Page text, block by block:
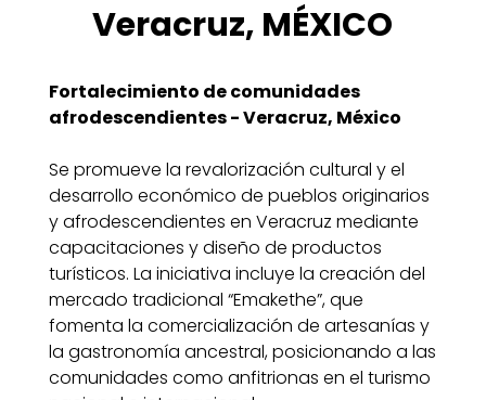
Veracruz, MÉXICO
Fortalecimiento de comunidades
afrodescendientes - Veracruz, México
Se promueve la revalorización cultural y el
desarrollo económico de pueblos originarios
y afrodescendientes en Veracruz mediante
capacitaciones y diseño de productos
turísticos. La iniciativa incluye la creación del
mercado tradicional “Emakethe”, que
fomenta la comercialización de artesanías y
la gastronomía ancestral, posicionando a las
comunidades como anfitrionas en el turismo